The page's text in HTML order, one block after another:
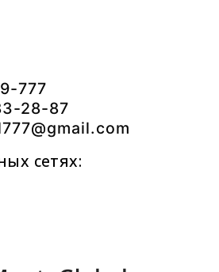
777
28-87
сетях: